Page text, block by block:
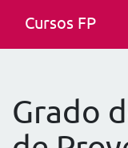
Cursos FP
Grado